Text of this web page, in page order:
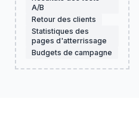
A/B
Retour des clients
Statistiques des
pages d'atterrissage
Budgets de campagne